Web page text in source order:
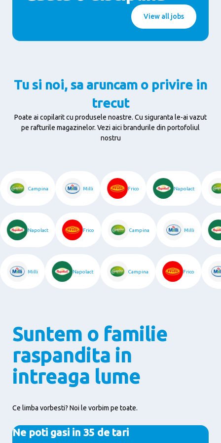
View all jobs
Tu si noi, sa aruncam o privire in
trecut
Poate ai copilarit cu produsele noastre. Cu siguranta le-ai vazut
pe rafturile magazinelor. Vezi aici brandurile din portofoliul
nostru
Campina Milli Frico Napolact
Napolact Frico Campina Milli
Milli Napolact Campina Frico
Suntem o familie
raspandita in
intreaga lume
Ce limba vorbesti? Noi le vorbim pe toate.
Ne poti gasi in 35 de tari